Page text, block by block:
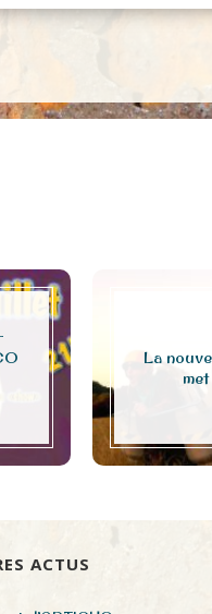
La
ACTUS